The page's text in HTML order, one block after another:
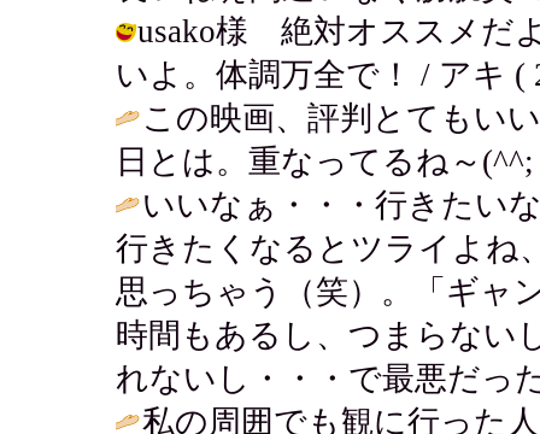
usako様 絶対オススメだ
いよ。体調万全で！ / アキ (
この映画、評判とてもい
日とは。重なってるね～
いいなぁ・・・行きたい
行きたくなるとツライよね
思っちゃう（笑）。「ギャ
時間もあるし、つまらない
れないし・・・で最悪だっ
私の周囲でも観に行った